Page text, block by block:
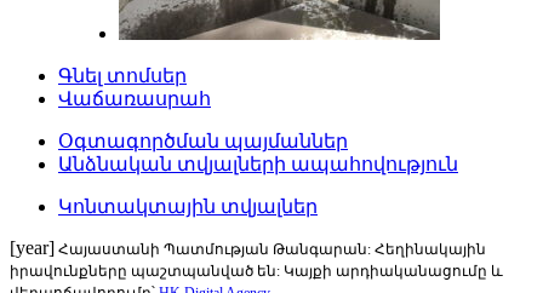
Գնել տոմսեր
Վաճառասրահ
Օգտագործման պայմաններ
Անձնական տվյալների ապահովություն
Կոնտակտային տվյալներ
[year] Հայաստանի Պատմության Թանգարան: Հեղինակային
իրավունքները պաշտպանված են: Կայքի արդիականացումը և